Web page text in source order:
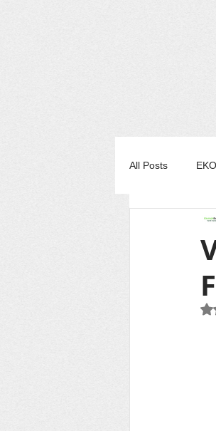
All Posts
EKO
EKO